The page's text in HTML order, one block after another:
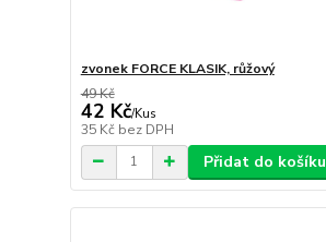
zvonek FORCE KLASIK, růžový
49 Kč
42 Kč/Kus
35 Kč bez DPH
Přidat do košíku